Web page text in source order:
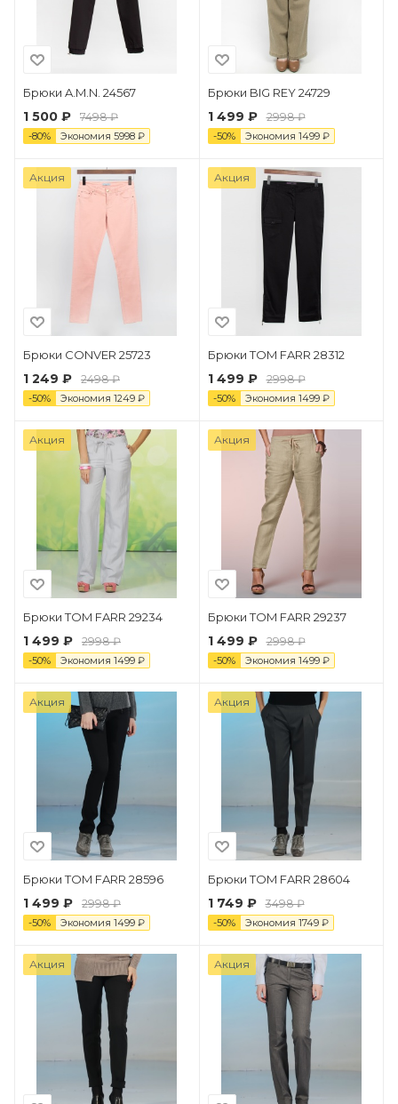
Брюки A.M.N. 24567
1 500 ₽ 7498 ₽
-80% Экономия 5998 ₽
Брюки BIG REY 24729
1 499 ₽ 2998 ₽
-50% Экономия 1499₽
Акция
Брюки CONVER 25723
1 249 ₽ 2498 ₽
-50% Экономия 1249 ₽
Акция
Брюки TOM FARR 28312
1 499 ₽ 2998 ₽
-50% Экономия 1499₽
Акция
Брюки TOM FARR 29234
1 499 ₽ 2998 ₽
-50% Экономия 1499 ₽
Акция
Брюки TOM FARR 29237
1 499 ₽ 2998 ₽
-50% Экономия 1499₽
Акция
Брюки TOM FARR 28596
1 499 ₽ 2998 ₽
-50% Экономия 1499 ₽
Акция
Брюки TOM FARR 28604
1 749 ₽ 3498 ₽
-50% Экономия 1749₽
Акция Акция